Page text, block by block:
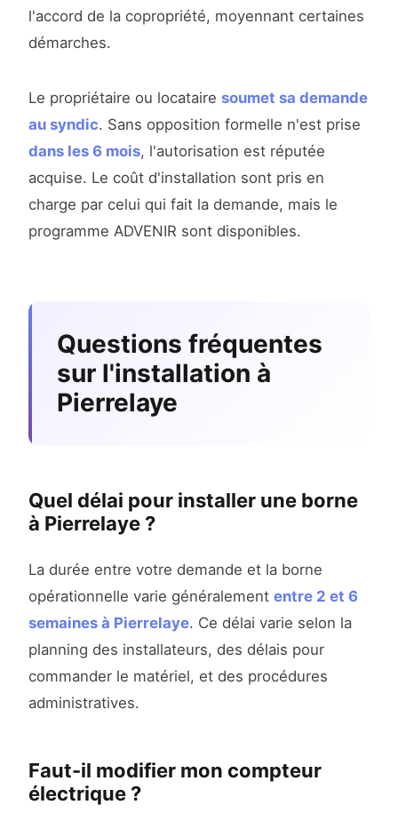
l'accord de la copropriété, moyennant certaines
démarches.
Le propriétaire ou locataire soumet sa demande
au syndic. Sans opposition formelle n'est prise
dans les 6 mois, l'autorisation est réputée
acquise. Le coût d'installation sont pris en
charge par celui qui fait la demande, mais le
programme ADVENIR sont disponibles.
Questions fréquentes
sur l'installation à
Pierrelaye
Quel délai pour installer une borne
à Pierrelaye ?
La durée entre votre demande et la borne
opérationnelle varie généralement entre 2 et 6
semaines à Pierrelaye. Ce délai varie selon la
planning des installateurs, des délais pour
commander le matériel, et des procédures
administratives.
Faut-il modifier mon compteur
électrique ?